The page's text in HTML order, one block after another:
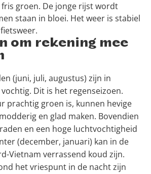
groen. De jonge rijst wordt
staan in bloei. Het weer is stabiel
om rekening mee
(juni, juli, augustus) zijn in
Dit is het regenseizoen.
prachtig groen is, kunnen hevige
en glad maken. Bovendien
en een hoge luchtvochtigheid
(december, januari) kan in de
Vietnam verrassend koud zijn.
het vriespunt in de nacht zijn